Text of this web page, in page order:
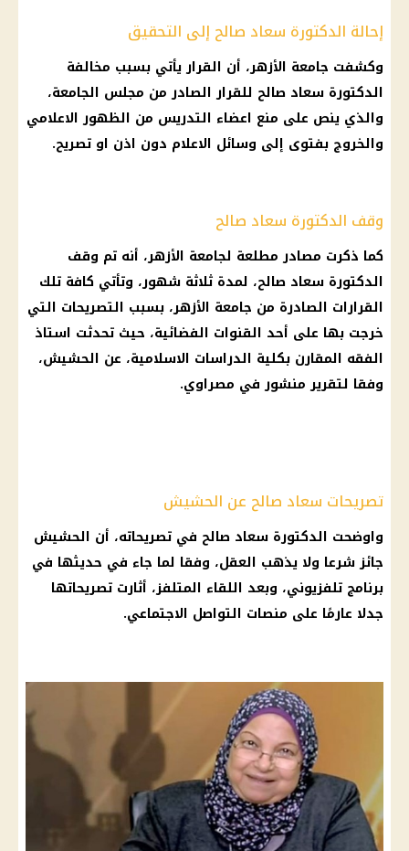
إحالة الدكتورة سعاد صالح إلى التحقيق
وكشفت جامعة الأزهر، أن القرار يأتي بسبب مخالفة
الدكتورة سعاد صالح للقرار الصادر من مجلس الجامعة،
والذي ينص على منع اعضاء التدريس من الظهور الاعلامي
والخروج بفتوى إلى وسائل الاعلام دون اذن او تصريح.
وقف الدكتورة سعاد صالح
كما ذكرت مصادر مطلعة لجامعة الأزهر، أنه تم وقف
الدكتورة سعاد صالح، لمدة ثلاثة شهور، وتأتي كافة تلك
القرارات الصادرة من جامعة الأزهر، بسبب التصريحات التي
خرجت بها على أحد القنوات الفضائية، حيث تحدثت استاذ
الفقه المقارن بكلية الدراسات الاسلامية، عن الحشيش،
وفقا لتقرير منشور في مصراوي.
تصريحات سعاد صالح عن الحشيش
واوضحت الدكتورة سعاد صالح في تصريحاته، أن الحشيش
جائز شرعا ولا يذهب العقل، وفقا لما جاء في حديثها في
برنامج تلفزيوني، وبعد اللقاء المتلفز، أثارت تصريحاتها
جدلا عارمًا على منصات التواصل الاجتماعي.